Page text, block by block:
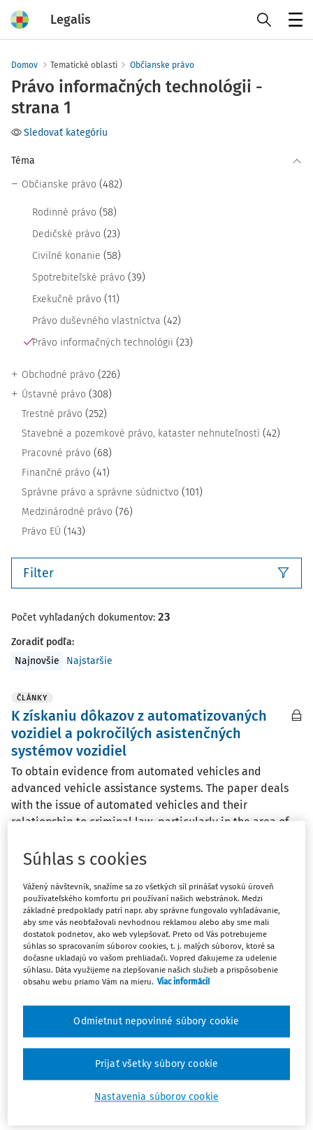
Legalis
Domov Tematické oblasti Občianske právo
Právo informačných technológii -
strana 1
Sledovať kategóriu
Téma
Občianske právo (482)
Rodinné právo (58)
Dedičské právo (23)
Civilné konanie (58)
Spotrebiteľské právo (39)
Exekučné právo (11)
Právo duševného vlastníctva (42)
Právo informačných technológii (23)
Obchodné právo (226)
Ústavné právo (308)
Trestné právo (252)
Stavebné a pozemkové právo, kataster nehnuteľností (42)
Pracovné právo (68)
Finančné právo (41)
Správne právo a správne súdnictvo (101)
Medzinárodné právo (76)
Právo EÚ (143)
Filter
Počet vyhľadaných dokumentov: 23
Zoradiť podľa:
Najnovšie
Najstaršie
ČLÁNKY
K získaniu dôkazov z automatizovaných
vozidiel a pokročilých asistenčných
systémov vozidiel
To obtain evidence from automated vehicles and
advanced vehicle assistance systems. The paper deals
with the issue of automated vehicles and their
relationship to criminal law, particularly in the area of
JUDr. Ing. František Vojtuš PhD.
Vydané:28. 4. 2026 / 91 minút čítania
ČLÁNKY
Právna zodpovednosť užívateľa a
prevádzkovateľa umelej inteligencie
príklady sankcionovania užívateľa umelej inteligencie -
podobe uloženia poriadkovej pokuty, alebo odmietnutia
podania súdom, a na príklady vzniku ...
JUDr. Dana Jelinková Dudzíková LL.M.
Súhlas s cookies
Vážený návštevník, snažíme sa zo všetkých síl prinášať vysokú úroveň
používateľského komfortu pri používaní našich webstránok. Medzi
základné predpoklady patrí napr. aby správne fungovalo vyhľadávanie,
aby sme vás neobťažovali nevhodnou reklamou alebo aby sme mali
dostatok podnetov, ako web vylepšovať. Preto od Vás potrebujeme
súhlas so spracovaním súborov cookies, t. j. malých súborov, ktoré sa
dočasne ukladajú vo vašom prehliadači. Vopred ďakujeme za udelenie
súhlasu. Dáta využijeme na zlepšovanie našich služieb a prispôsobenie
obsahu webu priamo Vám na mieru. Viac informácií
Nastavenia súborov cookie
Odmietnut nepovinné súbory cookie
Prijať všetky súbory cookie